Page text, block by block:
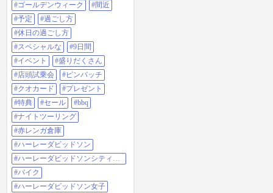
月6日までスペシャルな9日間を予
定しております。 店頭試乗会やナ
イトツーリング、BBQも開催する
ので是非お越しくださいね^_^ 詳し
くは、ハーレー川越で検索して下
さいね〜 LINE@でお得な情報配信
中！ ID:@ugl9396a #ゴールデンウィ
ーク #間近 #予定 #過ごし方 #休日
の過ごし方 #スペシャルな #9日間 #
イベント #盛りだくさん #店頭試乗
会 #ピンバッチ #クオカード #プレ
ゼント #特典 #セール #bbq #ナイト
ツーリング #赤レンガ倉庫 #ハーレ
ーダビッドソン #ハーレーダビッド
ソンシティ川越店 #バイク #ハーレ
ーダビッドソン女子 #バイク乗りと
繋がりたい #バイク女子 #ツーリン
グ #LINE@ #お得情報 #配信中 #埼
玉県川越市 #川越 #バイク屋
#ゴールデンウィーク
#間近
#予定
#過ごし方
#休日の過ごし方
#スペシャルな
#9日間
#イベント
#盛りだくさん
#店頭試乗会
#ピンバッチ
#クオカード
#プレゼント
#特典
#セール
#bbq
#ナイトツーリング
#赤レンガ倉庫
#ハーレーダビッドソン
#ハーレーダビッドソンシティ川
越店
#バイク
#ハーレーダビッドソン女子